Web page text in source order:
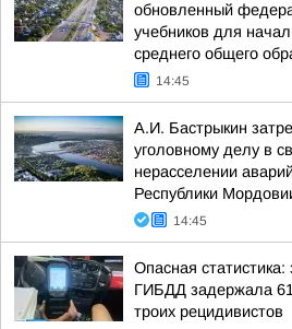
обновленный
учебников для
среднего общего
14:45
А.И. Бастрыкин
уголовному делу в
нерасселении
Республики
14:45
Опасная
ГИБДД задержала
троих рецидивистов